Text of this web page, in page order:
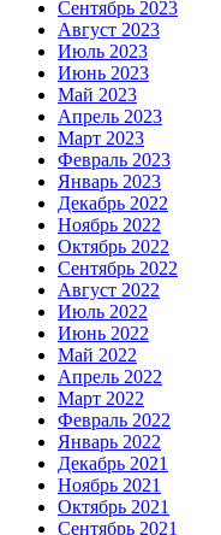
Сентябрь 2023
Август 2023
Июль 2023
Июнь 2023
Май 2023
Апрель 2023
Март 2023
Февраль 2023
Январь 2023
Декабрь 2022
Ноябрь 2022
Октябрь 2022
Сентябрь 2022
Август 2022
Июль 2022
Июнь 2022
Май 2022
Апрель 2022
Март 2022
Февраль 2022
Январь 2022
Декабрь 2021
Ноябрь 2021
Октябрь 2021
Сентябрь 2021